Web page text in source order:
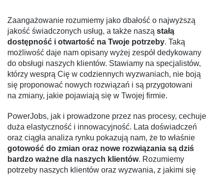
Zaangażowanie rozumiemy jako dbałość o najwyższą
jakość świadczonych usług, a także naszą stałą
dostępność i otwartość na Twoje potrzeby. Taką
możliwość daje nam opisany wyżej zespół dedykowany
do obsługi naszych klientów. Stawiamy na specjalistów,
którzy wesprą Cię w codziennych wyzwaniach, nie boją
się proponować nowych rozwiązań i są przygotowani
na zmiany, jakie pojawiają się w Twojej firmie.
PowerJobs, jak i prowadzone przez nas procesy, cechuje
duża elastyczność i innowacyjność. Lata doświadczeń
oraz ciągła analiza rynku pokazują nam, że to właśnie
gotowość do zmian oraz nowe rozwiązania są dziś
bardzo ważne dla naszych klientów. Rozumiemy
potrzeby naszych klientów oraz wyzwania, z jakimi się